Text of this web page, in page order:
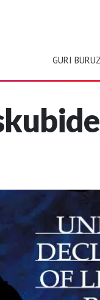
GURI BURUZ